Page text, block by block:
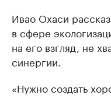
Ивао Охаси
в сфере
на его взгляд, не
синергии.
«Нужно создать